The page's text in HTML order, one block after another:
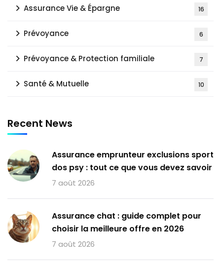
Assurance Vie & Épargne 16
Prévoyance 6
Prévoyance & Protection familiale 7
Santé & Mutuelle 10
Recent News
Assurance emprunteur exclusions sport
dos psy : tout ce que vous devez savoir
7 août 2026
Assurance chat : guide complet pour
choisir la meilleure offre en 2026
7 août 2026